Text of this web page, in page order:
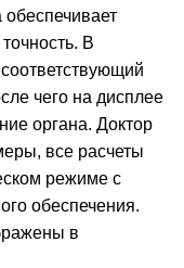
В
чего на дисплее
органа. Доктор
все расчеты
режиме с
обеспечения.
в